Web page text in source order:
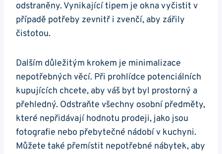
odstraněny. Vynikající tipem je okna vyčistit v
případě potřeby zevnitř i zvenčí, aby zářily
čistotou.
Dalším důležitým krokem je minimalizace
nepotřebných věcí. Při prohlídce potenciálních
kupujících chcete, aby váš byt byl prostorný a
přehledný. Odstraňte všechny osobní předměty,
které nepřidávají hodnotu prodeji, jako jsou
fotografie nebo přebytečné nádobí v kuchyni.
Můžete také přemístit nepotřebné nábytek, aby